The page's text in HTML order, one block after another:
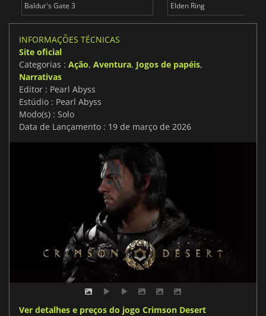
Baldur's Gate 3 Elden Ring
INFORMAÇÕES TÉCNICAS
Site oficial
Categorias : Ação, Aventura, Jogos de papéis,
Narrativas
Editor : Pearl Abyss
Estúdio : Pearl Abyss
Modo(s) : Solo
Data de Lançamento : 19 de março de 2026
Ver detalhes e preços do jogo Crimson Desert